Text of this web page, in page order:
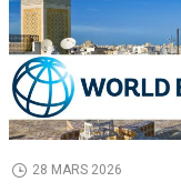
28 MARS 2026